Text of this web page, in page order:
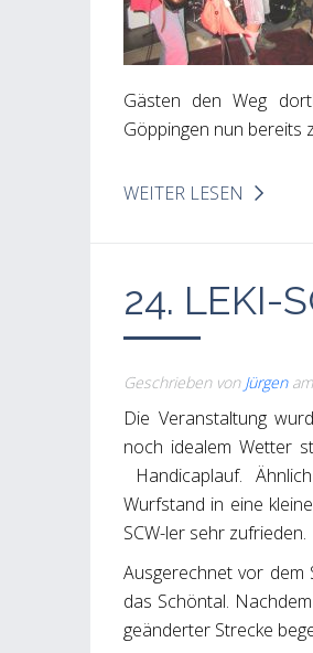
Gästen den Weg
Göppingen nun bereits
WEITER LESEN
24. LEKI-
Geschrieben von Jürgenam
Die Veranstaltung
noch idealem Wetter
Handicaplauf.
Wurfstand in eine
SCW-ler sehr zufrieden.
Ausgerechnet vor
das Schöntal.
geänderter Strecke